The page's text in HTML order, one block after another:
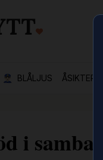
👮🏻‍♂️ BLÅLJUS ÅSIKTER
i